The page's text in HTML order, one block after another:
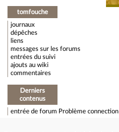
tomfouche
journaux
dépêches
liens
messages sur les forums
entrées du suivi
ajouts au wiki
commentaires
Derniers
contenus
entrée de forum Problème connection